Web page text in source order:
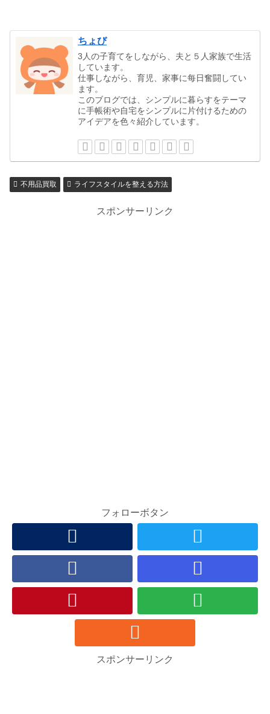
ちょび
3人の子育てをしながら、夫と５人家族で生活
しています。
仕事しながら、育児、家事に每日奮闘してい
ます。
このブログでは、シンプルに暮らすをテーマ
に手帳術や自宅をシンプルに片付けるための
アイデアを色々紹介しています。
不用品買取 ライフスタイルを整える方法
スポンサーリンク
フォローボタン
スポンサーリンク